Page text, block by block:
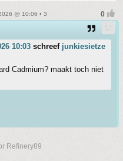
@ 10:06 • 3
10:03 schreef junkiesietze
Cadmium? maakt toch niet
Refinery89